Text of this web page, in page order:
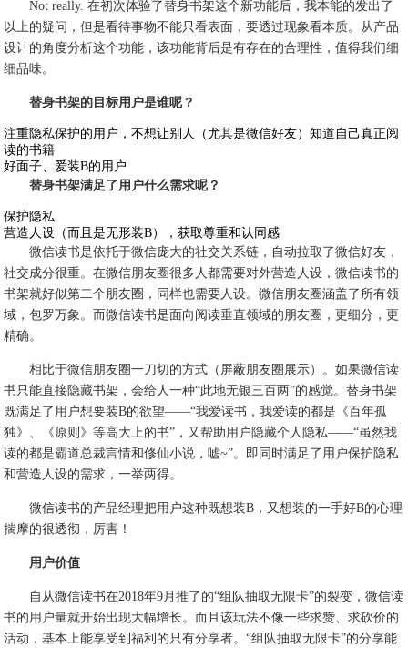
Not really. 在初次体验了替身书架这个新功能后，我本能的发出了
以上的疑问，但是看待事物不能只看表面，要透过现象看本质。从产品
设计的角度分析这个功能，该功能背后是有存在的合理性，值得我们细
细品味。
替身书架的目标用户是谁呢？
注重隐私保护的用户，不想让别人（尤其是微信好友）知道自己真正阅
读的书籍
好面子、爱装B的用户
替身书架满足了用户什么需求呢？
保护隐私
营造人设（而且是无形装B），获取尊重和认同感
微信读书是依托于微信庞大的社交关系链，自动拉取了微信好友，
社交成分很重。在微信朋友圈很多人都需要对外营造人设，微信读书的
书架就好似第二个朋友圈，同样也需要人设。微信朋友圈涵盖了所有领
域，包罗万象。而微信读书是面向阅读垂直领域的朋友圈，更细分，更
精确。
相比于微信朋友圈一刀切的方式（屏蔽朋友圈展示）。如果微信读
书只能直接隐藏书架，会给人一种“此地无银三百两”的感觉。替身书架
既满足了用户想要装B的欲望——“我爱读书，我爱读的都是《百年孤
独》、《原则》等高大上的书”，又帮助用户隐藏个人隐私——“虽然我
读的都是霸道总裁言情和修仙小说，嘘~”。即同时满足了用户保护隐私
和营造人设的需求，一举两得。
微信读书的产品经理把用户这种既想装B，又想装的一手好B的心理
揣摩的很透彻，厉害！
用户价值
自从微信读书在2018年9月推了的“组队抽取无限卡”的裂变，微信读
书的用户量就开始出现大幅增长。而且该玩法不像一些求赞、求砍价的
活动，基本上能享受到福利的只有分享者。“组队抽取无限卡”的分享能